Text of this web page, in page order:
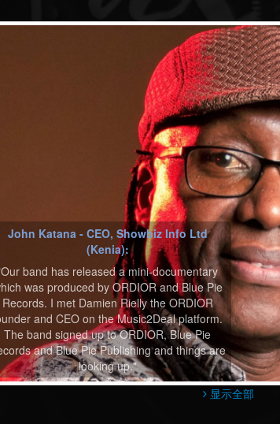
John Katana - CEO, Showbiz Info Ltd
(Kenia):
band has released a mini-documentary
was produced by ORDIOR and Blue Pie
Records. I met Damien Rielly the ORDIOR
and CEO on the Music2Deal platform.
The band signed up to ORDIOR, Blue Pie
and Blue Pie Publishing and things are
looking up."
显示全部